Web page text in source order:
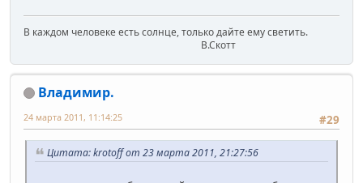
В каждом человеке есть солнце, только дайте ему светить.
В.Скотт
Владимир.
#29
24 марта 2011, 11:14:25
Цитата: krotoff от 23 марта 2011, 21:27:56